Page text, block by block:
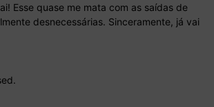
Esse quase me mata com as saídas de
desnecessárias. Sinceramente, já vai